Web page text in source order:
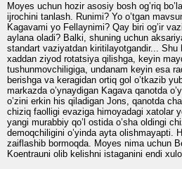
Moyes uchun hozir asosiy bosh og’riq
ijrochini tanlash. Runimi? Yo o’tgan
Kagavami yo Fellaynimi? Qay biri og’ir
aylana oladi? Balki, shuning uchun
standart vaziyatdan kiritilayotgandir... Shu
xaddan ziyod rotatsiya qilishga, keyin
tushunmovchiligiga, undanam keyin esa
berishga va keragidan ortiq gol o’tkazib
markazda o’ynaydigan Kagava qanotda
o’zini erkin his qiladigan Jons, qanotda
chiziq faolligi evaziga himoyadagi xatolar
yangi murabbiy qo’l ostida o’sha oldingi
demoqchiligini o’yinda ayta olishmayapti.
zaiflashib bormoqda. Moyes nima uchun
Koentrauni olib kelishni istaganini endi